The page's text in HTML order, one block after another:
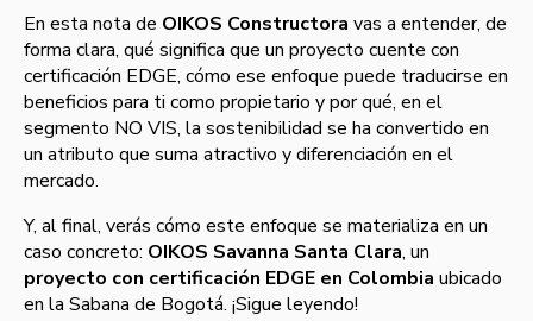
En esta nota de OIKOS Constructora vas a entender, de
forma clara, qué significa que un proyecto cuente con
certificación EDGE, cómo ese enfoque puede traducirse en
beneficios para ti como propietario y por qué, en el
segmento NO VIS, la sostenibilidad se ha convertido en
un atributo que suma atractivo y diferenciación en el
mercado.
Y, al final, verás cómo este enfoque se materializa en un
caso concreto: OIKOS Savanna Santa Clara, un
proyecto con certificación EDGE en Colombia ubicado
en la Sabana de Bogotá. ¡Sigue leyendo!